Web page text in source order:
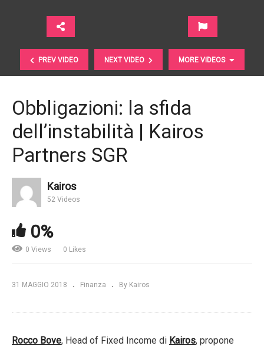
PREV VIDEO NEXT VIDEO MORE VIDEOS
Finanza. Esistono ancora investimenti a capitale
Obbligazioni: la sfida
dell’instabilità | Kairos
Partners SGR
Kairos
52 Videos
0%
0 Views 0 Likes
31 MAGGIO 2018 Finanza By Kairos
Rocco Bove, Head of Fixed Income di Kairos, propone